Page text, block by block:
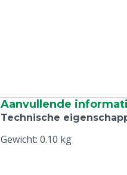
Aanvullende
Technische
Gewicht: 0.10 kg